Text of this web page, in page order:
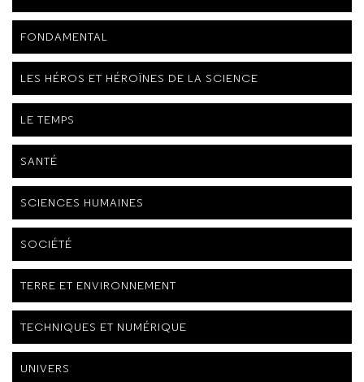
FONDAMENTAL
LES HÉROS ET HÉROÏNES DE LA SCIENCE
LE TEMPS
SANTÉ
SCIENCES HUMAINES
SOCIÉTÉ
TERRE ET ENVIRONNEMENT
TECHNIQUES ET NUMÉRIQUE
UNIVERS